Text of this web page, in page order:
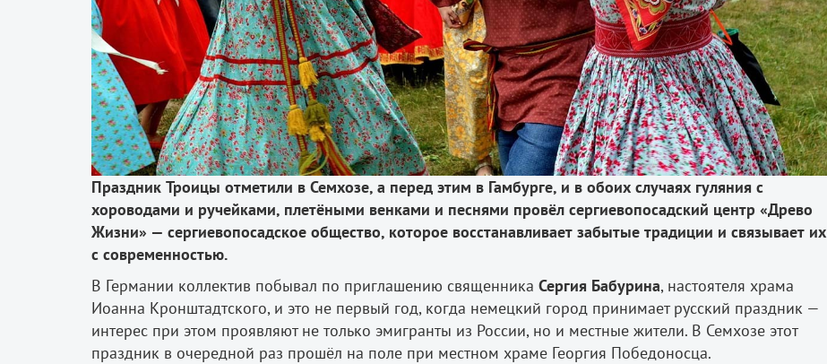
Праздник Троицы отметили в Семхозе, а перед этим в Гамбурге, и в обоих случаях гуляния с
хороводами и ручейками, плетёными венками и песнями провёл сергиевопосадский центр «Древо
Жизни» — сергиевопосадское общество, которое восстанавливает забытые традиции и связывает их
с современностью.
В Германии коллектив побывал по приглашению священника Сергия Бабурина, настоятеля храма
Иоанна Кронштадтского, и это не первый год, когда немецкий город принимает русский праздник —
интерес при этом проявляют не только эмигранты из России, но и местные жители. В Семхозе этот
праздник в очередной раз прошёл на поле при местном храме Георгия Победоносца.